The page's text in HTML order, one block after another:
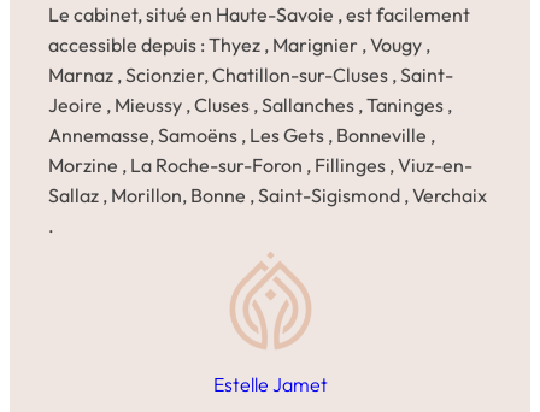
Le cabinet, situé en Haute-Savoie , est facilement
accessible depuis : Thyez , Marignier , Vougy ,
Marnaz , Scionzier, Chatillon-sur-Cluses , Saint-
Jeoire , Mieussy , Cluses , Sallanches , Taninges ,
Annemasse, Samoëns , Les Gets , Bonneville ,
Morzine , La Roche-sur-Foron , Fillinges , Viuz-en-
Sallaz , Morillon, Bonne , Saint-Sigismond , Verchaix
.
Estelle Jamet